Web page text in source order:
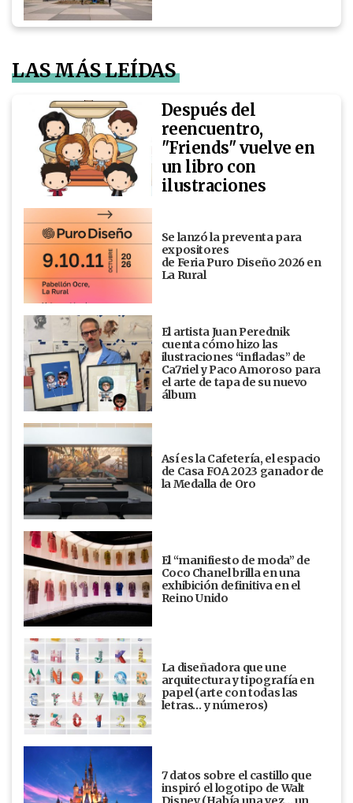
LAS MÁS LEÍDAS
Después del
reencuentro,
"Friends" vuelve en
un libro con
ilustraciones
Se lanzó la preventa para
expositores
de Feria Puro Diseño 2026 en
La Rural
El artista Juan Perednik
cuenta cómo hizo las
ilustraciones “infladas” de
Ca7riel y Paco Amoroso para
el arte de tapa de su nuevo
álbum
Así es la Cafetería, el espacio
de Casa FOA 2023 ganador de
la Medalla de Oro
El “manifiesto de moda” de
Coco Chanel brilla en una
exhibición definitiva en el
Reino Unido
La diseñadora que une
arquitectura y tipografía en
papel (arte con todas las
letras… y números)
7 datos sobre el castillo que
inspiró el logotipo de Walt